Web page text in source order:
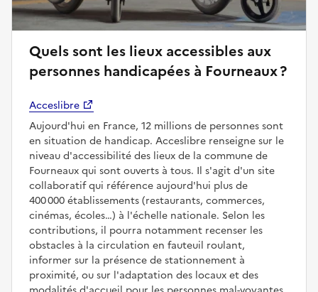
Quels sont les lieux accessibles aux
personnes handicapées à Fourneaux ?
Acceslibre
Aujourd'hui en France, 12 millions de personnes sont
en situation de handicap. Acceslibre renseigne sur le
niveau d'accessibilité des lieux de la commune de
Fourneaux qui sont ouverts à tous. Il s'agit d'un site
collaboratif qui référence aujourd'hui plus de
400 000 établissements (restaurants, commerces,
cinémas, écoles…) à l'échelle nationale. Selon les
contributions, il pourra notamment recenser les
obstacles à la circulation en fauteuil roulant,
informer sur la présence de stationnement à
proximité, ou sur l'adaptation des locaux et des